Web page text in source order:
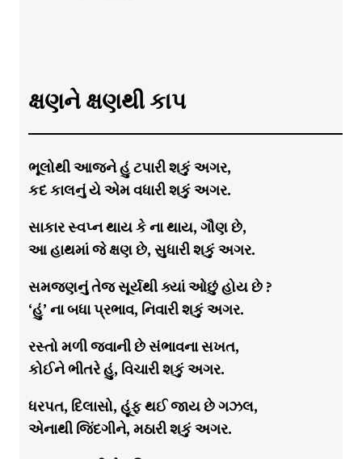
ક્ષણને ક્ષણથી કાપ
ભૂલોથી આજને હું ટપારી શકું અગર,
કદ કાલનું યે એમ વધારી શકું અગર.
સાકાર સ્વપ્ન થાય કે ના થાય, ગૌણ છે,
આ હાથમાં જે ક્ષણ છે, સુધારી શકું અગર.
સમજણનું તેજ સૂર્યથી ક્યાં ઓછું હોય છે ?
‘હું’ ના બધા પ્રભાવ, નિવારી શકું અગર.
રસ્તો મળી જવાની છે સંભાવના સખત,
કોઈને ભીતરે હું, વિચારી શકું અગર.
ધરપત, દિલાસો, હૂંફ થઈ જાય છે ગઝલ,
એનાથી જિંદગીને, મઠારી શકું અગર.